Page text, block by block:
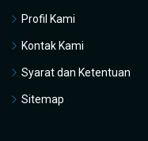
Profil Kami
Kontak Kami
Syarat dan Ketentuan
Sitemap